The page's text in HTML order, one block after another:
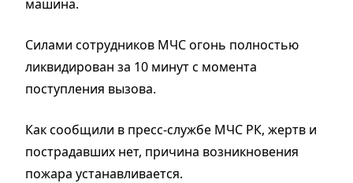
машина.
Силами сотрудников МЧС огонь полностью
ликвидирован за 10 минут с момента
поступления вызова.
Как сообщили в пресс-службе МЧС РК, жертв и
пострадавших нет, причина возникновения
пожара устанавливается.